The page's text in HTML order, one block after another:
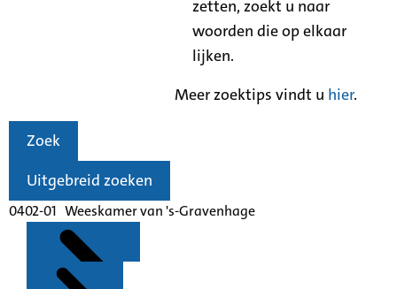
zetten, zoekt u naar
woorden die op elkaar
lijken.
Meer zoektips vindt u hier.
Zoek
Uitgebreid zoeken
0402-01 Weeskamer van 's-Gravenhage